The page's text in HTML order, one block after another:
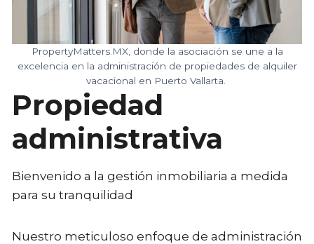
PropertyMatters.MX, donde la asociación se une a la
excelencia en la administración de propiedades de alquiler
vacacional en Puerto Vallarta.
Propiedad
administrativa
Bienvenido a la gestión inmobiliaria a medida
para su tranquilidad
Nuestro meticuloso enfoque de administración